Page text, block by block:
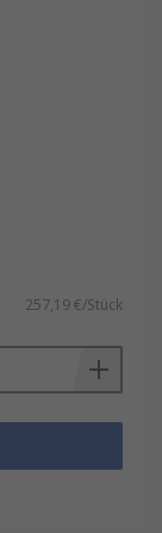
257,19 €/Stück